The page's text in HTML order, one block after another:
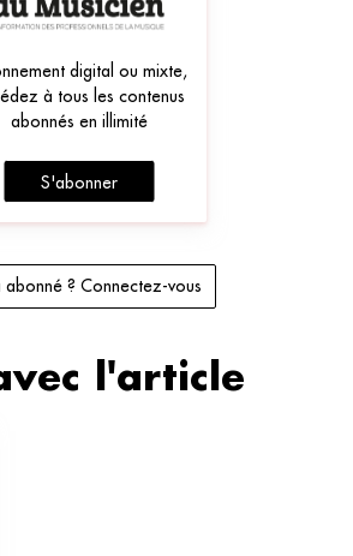
digital ou mixte,
à tous les contenus
abonnés en illimité
S'abonner
abonné ? Connectez-vous
l'article